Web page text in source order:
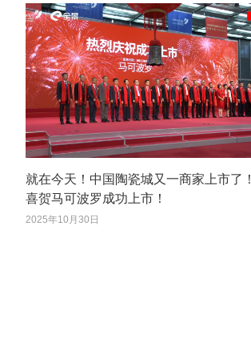
就在今天！中国陶瓷城又一商家上市了！
喜贺马可波罗成功上市！
2025年10月30日